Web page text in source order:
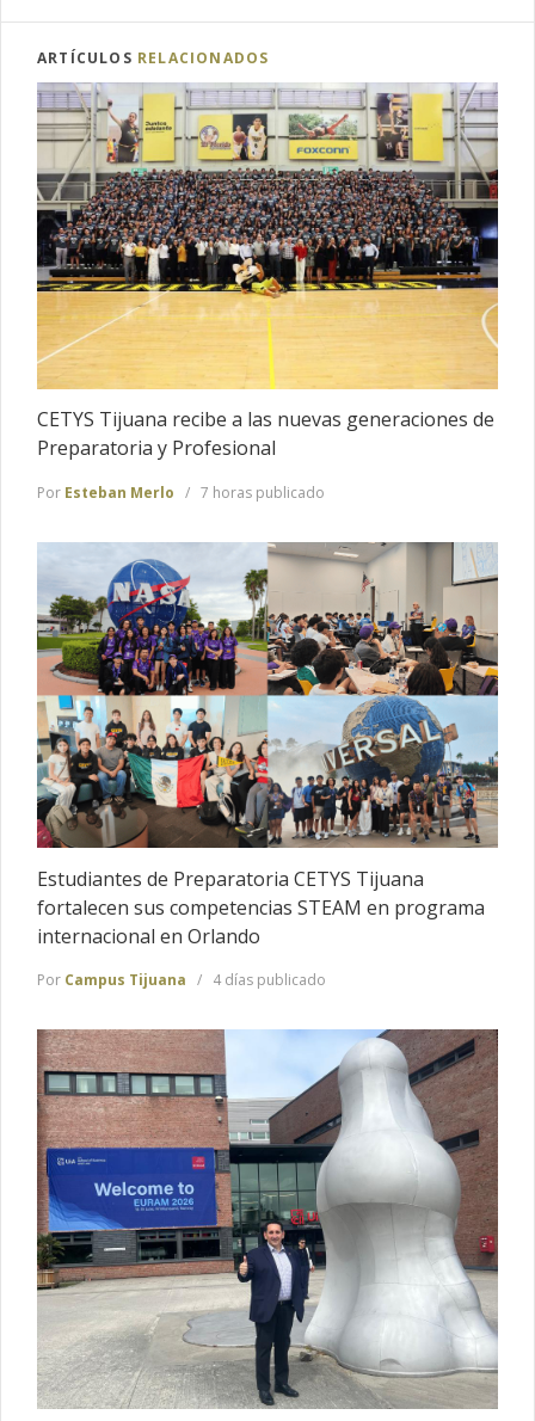
ARTÍCULOS RELACIONADOS
CETYS Tijuana recibe a las nuevas generaciones de
Preparatoria y Profesional
Por Esteban Merlo 7 horas publicado
Estudiantes de Preparatoria CETYS Tijuana
fortalecen sus competencias STEAM en programa
internacional en Orlando
Por Campus Tijuana 4 días publicado